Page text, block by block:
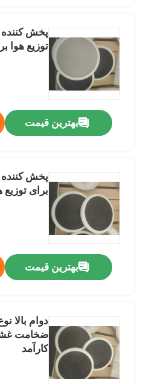
پخش
توزیع هوا
بهترین قیمت
پخش کننده
برای
بهترین قیمت
دوام بالا
کارآمد